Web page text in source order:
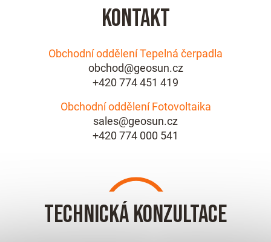
Kontakt
Obchodní oddělení Tepelná čerpadla
obchod@geosun.cz
+420 774 451 419
Obchodní oddělení Fotovoltaika
sales@geosun.cz
+420 774 000 541
Technická konzultace